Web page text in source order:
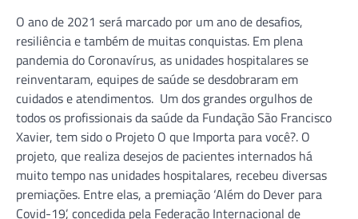
O ano de 2021 será marcado por um ano de desafios,
resiliência e também de muitas conquistas. Em plena
pandemia do Coronavírus, as unidades hospitalares se
reinventaram, equipes de saúde se desdobraram em
cuidados e atendimentos. Um dos grandes orgulhos de
todos os profissionais da saúde da Fundação São Francisco
Xavier, tem sido o Projeto O que Importa para você?. O
projeto, que realiza desejos de pacientes internados há
muito tempo nas unidades hospitalares, recebeu diversas
premiações. Entre elas, a premiação ‘Além do Dever para
Covid-19’, concedida pela Federação Internacional de